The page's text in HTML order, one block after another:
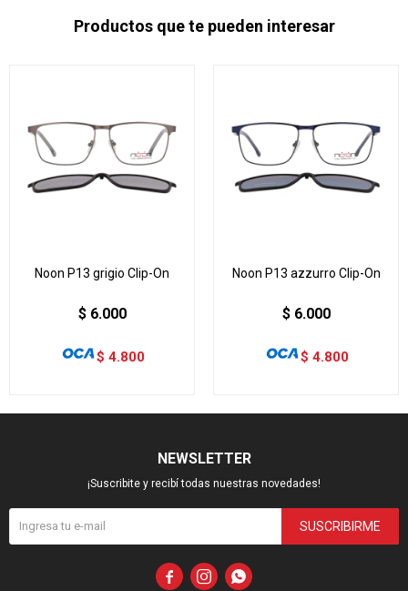
Productos que te pueden interesar
Noon P13 grigio Clip-On
$ 6.000
$ 4.800
Noon P13 azzurro Clip-On
$ 6.000
$ 4.800
NEWSLETTER
¡Suscribite y recibí todas nuestras novedades!
SUSCRIBIRME
  